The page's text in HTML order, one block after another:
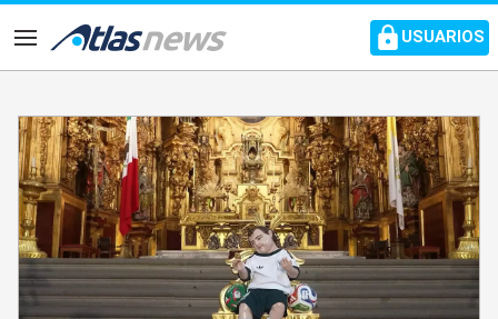
common.go-to-content
Navegación
USUARIOS